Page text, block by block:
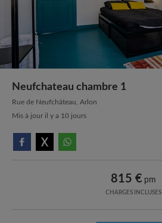
Neufchateau chambre 1
Rue de Neufchâteau, Arlon
Mis à jour il y a 10 jours
815 € pm
CHARGES INCLUSES